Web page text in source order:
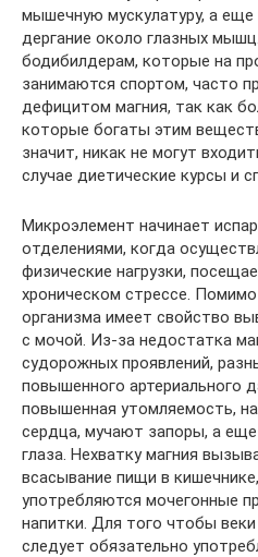
мышечную мускулатуру, а еще
дергание около глазных
бодибилдерам, которые на
занимаются спортом, часто
дефицитом магния, так как
которые богаты этим
значит, никак не могут
случае диетические курсы и
Микроэлемент начинает
отделениями, когда
физические нагрузки,
хроническом стрессе. Помимо
организма имеет свойство
с мочой. Из-за недостатка
судорожных проявлений,
повышенного артериального
повышенная утомляемость,
сердца, мучают запоры, а еще
глаза. Нехватку магния
всасывание пищи в
употребляются мочегонные
напитки. Для того чтобы
следует обязательно